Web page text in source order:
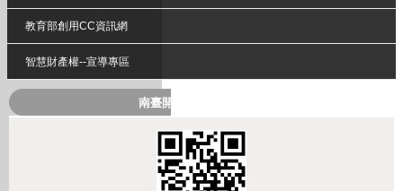
教育部創用CC資訊網
智慧財產權--宣導專區
南臺開放式課程QRcode